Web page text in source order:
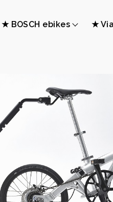
★ BOSCH ebikes ★